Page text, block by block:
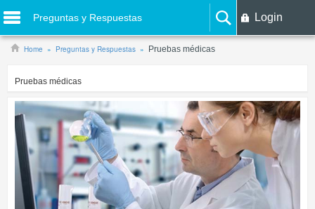
Preguntas y Respuestas Login
Home Preguntas y Respuestas Pruebas médicas
Pruebas médicas